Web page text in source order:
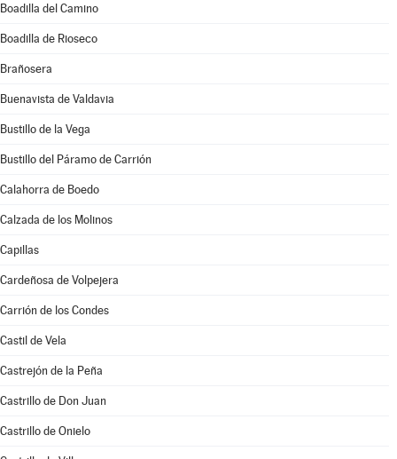
Boadilla del Camino
Boadilla de Rioseco
Brañosera
Buenavista de Valdavia
Bustillo de la Vega
Bustillo del Páramo de Carrión
Calahorra de Boedo
Calzada de los Molinos
Capillas
Cardeñosa de Volpejera
Carrión de los Condes
Castil de Vela
Castrejón de la Peña
Castrillo de Don Juan
Castrillo de Onielo